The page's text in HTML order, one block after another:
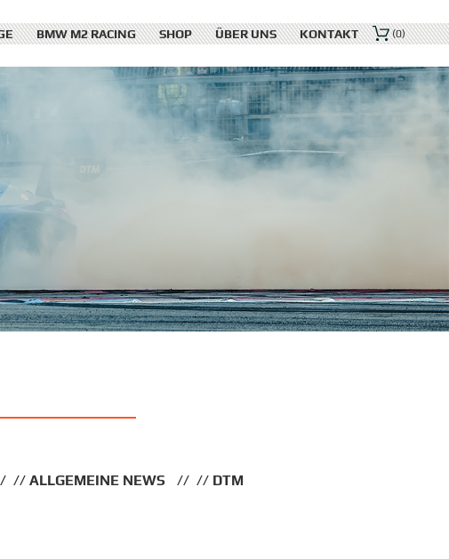
BMW M2 RACING SHOP ÜBER UNS KONTAKT (0)
ALLGEMEINE NEWS DTM